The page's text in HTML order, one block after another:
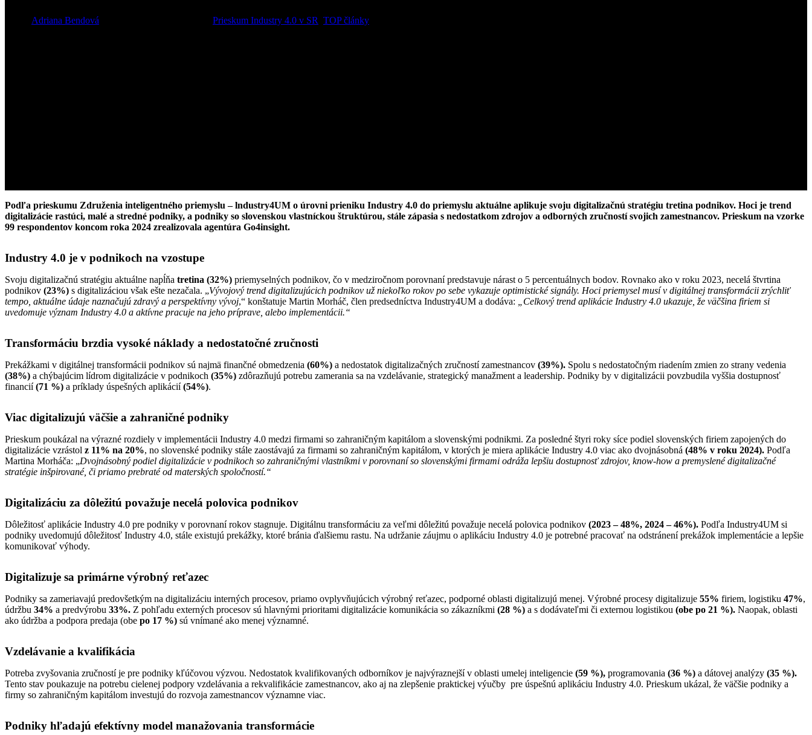
Adriana Bendová Prieskum Industry 4.0 v SR TOP články
Podľa prieskumu Združenia inteligentného priemyslu – lndustry4UM o úrovni prieniku Industry 4.0 do priemyslu aktuálne aplikuje svoju digitalizačnú stratégiu tretina podnikov. Hoci je trend
digitalizácie rastúci, malé a stredné podniky, a podniky so slovenskou vlastníckou štruktúrou, stále zápasia s nedostatkom zdrojov a odborných zručností svojich zamestnancov. Prieskum na vzorke
99 respondentov koncom roka 2024 zrealizovala agentúra Go4insight.
Industry 4.0 je v podnikoch na vzostupe
Svoju digitalizačnú stratégiu aktuálne napĺňa tretina (32%) priemyselných podnikov, čo v medziročnom porovnaní predstavuje nárast o 5 percentuálnych bodov. Rovnako ako v roku 2023, necelá štvrtina
podnikov (23%) s digitalizáciou však ešte nezačala. „Vývojový trend digitalizujúcich podnikov už niekoľko rokov po sebe vykazuje optimistické signály. Hoci priemysel musí v digitálnej transformácii zrýchliť
tempo, aktuálne údaje naznačujú zdravý a perspektívny vývoj,“ konštatuje Martin Morháč, člen predsedníctva Industry4UM a dodáva:
„Celkový trend aplikácie Industry 4.0 ukazuje, že väčšina firiem si
uvedomuje význam Industry 4.0 a aktívne pracuje na jeho príprave, alebo implementácii.“
Transformáciu brzdia vysoké náklady a nedostatočné zručnosti
Prekážkami v digitálnej transformácii podnikov sú najmä finančné obmedzenia (60%) a nedostatok digitalizačných zručností zamestnancov (39%). Spolu s nedostatočným riadením zmien zo strany vedenia
(38%) a chýbajúcim lídrom digitalizácie v podnikoch (35%) zdôrazňujú potrebu zamerania sa na vzdelávanie, strategický manažment a leadership. Podniky by v digitalizácii povzbudila vyššia dostupnosť
financií(71 %) a príklady úspešných aplikácií(54%).
Viac digitalizujú väčšie a zahraničné podniky
Prieskum poukázal na výrazné rozdiely v implementácii Industry 4.0 medzi firmami so zahraničným kapitálom a slovenskými podnikmi. Za posledné štyri roky síce podiel slovenských firiem zapojených do
digitalizácie vzrástol z 11% na 20%, no slovenské podniky stále zaostávajú za firmami so zahraničným kapitálom, v ktorých je miera aplikácie Industry 4.0 viac ako dvojnásobná (48% v roku 2024). Podľa
Martina Morháča: „Dvojnásobný podiel digitalizácie v podnikoch so zahraničnými vlastníkmi v porovnaní so slovenskými firmami odráža lepšiu dostupnosť zdrojov, know-how a premyslené digitalizačné
stratégie inšpirované, či priamo prebraté od materských spoločností.“
Digitalizáciu za dôležitú považuje necelá polovica podnikov
Dôležitosť aplikácie Industry 4.0 pre podniky v porovnaní rokov stagnuje. Digitálnu transformáciu za veľmi dôležitú považuje necelá polovica podnikov (2023 – 48%, 2024 – 46%). Podľa Industry4UM si
podniky uvedomujú dôležitosť Industry 4.0, stále existujú prekážky, ktoré bránia ďalšiemu rastu. Na udržanie záujmu o aplikáciu Industry 4.0 je potrebné pracovať na odstránení prekážok implementácie a lepšie
komunikovať výhody.
Digitalizuje sa primárne výrobný reťazec
Podniky sa zameriavajú predovšetkým na digitalizáciu interných procesov, priamo ovplyvňujúcich výrobný reťazec, podporné oblasti digitalizujú menej. Výrobné procesy digitalizuje 55% firiem, logistiku 47%,
údržbu 34% a predvýrobu 33%. Z pohľadu externých procesov sú hlavnými prioritami digitalizácie komunikácia so zákazníkmi (28 %) a s dodávateľmi či externou logistikou (obe po 21 %). Naopak, oblasti
ako údržba a podpora predaja (obe po 17 %) sú vnímané ako menej významné.
Vzdelávanie a kvalifikácia
Potreba zvyšovania zručností je pre podniky kľúčovou výzvou. Nedostatok kvalifikovaných odborníkov je najvýraznejší v oblasti umelej inteligencie (59 %), programovania (36 %) a dátovej analýzy (35 %).
Tento stav poukazuje na potrebu cielenej podpory vzdelávania a rekvalifikácie zamestnancov, ako aj na zlepšenie praktickej výučby pre úspešnú aplikáciu Industry 4.0. Prieskum ukázal, že väčšie podniky a
firmy so zahraničným kapitálom investujú do rozvoja zamestnancov významne viac.
Podniky hľadajú efektívny model manažovania transformácie